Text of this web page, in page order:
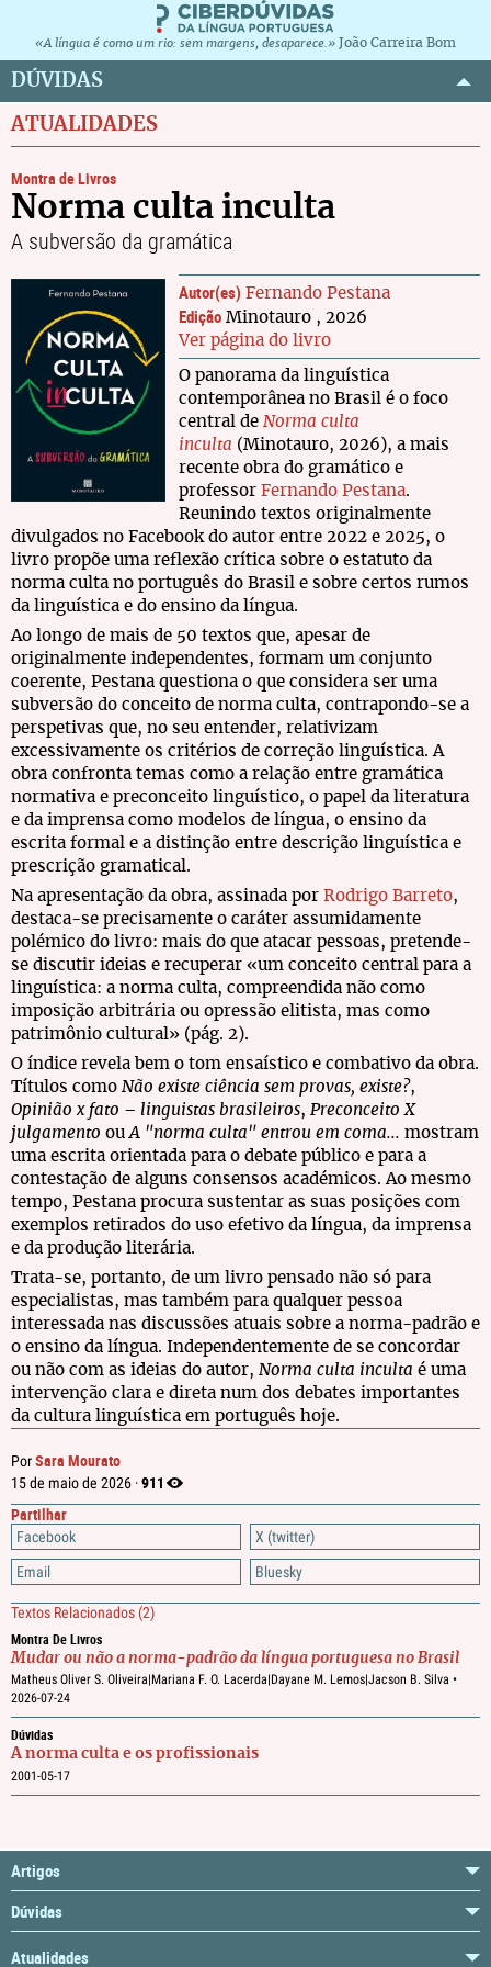
«A língua é como um rio: sem margens, desaparece.» João Carreira Bom
DÚVIDAS
ATUALIDADES
PorSara Mourato
15 de maio de 2026 ·911
Partilhar
Facebook
X (twitter)
Email
Bluesky
Textos Relacionados (2)
Montra De Livros
Mudar ou não a norma-padrão da língua portuguesa no Brasil
Matheus Oliver S. Oliveira|Mariana F. O. Lacerda|Dayane M. Lemos|Jacson B. Silva •
2026-07-24
Dúvidas
A norma culta e os profissionais
2001-05-17
Montra de Livros
Norma culta inculta
A subversão da gramática
Autor(es) Fernando Pestana
Edição Minotauro , 2026
Ver página do livro
O panorama da linguística
contemporânea no Brasil é o foco
central de Norma culta
inculta (Minotauro, 2026), a mais
recente obra do gramático e
professor Fernando Pestana.
Reunindo textos originalmente
divulgados no Facebook do autor entre 2022 e 2025, o
livro propõe uma reflexão crítica sobre o estatuto da
norma culta no português do Brasil e sobre certos rumos
da linguística e do ensino da língua.
Ao longo de mais de 50 textos que, apesar de
originalmente independentes, formam um conjunto
coerente, Pestana questiona o que considera ser uma
subversão do conceito de norma culta, contrapondo-se a
perspetivas que, no seu entender, relativizam
excessivamente os critérios de correção linguística. A
obra confronta temas como a relação entre gramática
normativa e preconceito linguístico, o papel da literatura
e da imprensa como modelos de língua, o ensino da
escrita formal e a distinção entre descrição linguística e
prescrição gramatical.
Na apresentação da obra, assinada por Rodrigo Barreto,
destaca-se precisamente o caráter assumidamente
polémico do livro: mais do que atacar pessoas, pretende-
se discutir ideias e recuperar «um conceito central para a
linguística: a norma culta, compreendida não como
imposição arbitrária ou opressão elitista, mas como
patrimônio cultural» (pág. 2).
O índice revela bem o tom ensaístico e combativo da obra.
Títulos como Não existe ciência sem provas, existe?,
Opinião x fato – linguistas brasileiros, Preconceito X
julgamento ouA "norma culta" entrou em coma... mostram
uma escrita orientada para o debate público e para a
contestação de alguns consensos académicos. Ao mesmo
tempo, Pestana procura sustentar as suas posições com
exemplos retirados do uso efetivo da língua, da imprensa
e da produção literária.
Trata-se, portanto, de um livro pensado não só para
especialistas, mas também para qualquer pessoa
interessada nas discussões atuais sobre a norma-padrão e
o ensino da língua. Independentemente de se concordar
ou não com as ideias do autor, Norma culta inculta é uma
intervenção clara e direta num dos debates importantes
da cultura linguística em português hoje.
Artigos
Dúvidas
Atualidades